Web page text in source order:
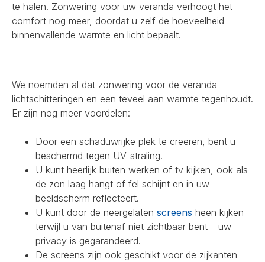
te halen. Zonwering voor uw veranda verhoogt het
comfort nog meer, doordat u zelf de hoeveelheid
binnenvallende warmte en licht bepaalt.
We noemden al dat zonwering voor de veranda
lichtschitteringen en een teveel aan warmte tegenhoudt.
Er zijn nog meer voordelen:
Door een schaduwrijke plek te creëren, bent u
beschermd tegen UV-straling.
U kunt heerlijk buiten werken of tv kijken, ook als
de zon laag hangt of fel schijnt en in uw
beeldscherm reflecteert.
U kunt door de neergelaten screens heen kijken
terwijl u van buitenaf niet zichtbaar bent – uw
privacy is gegarandeerd.
De screens zijn ook geschikt voor de zijkanten